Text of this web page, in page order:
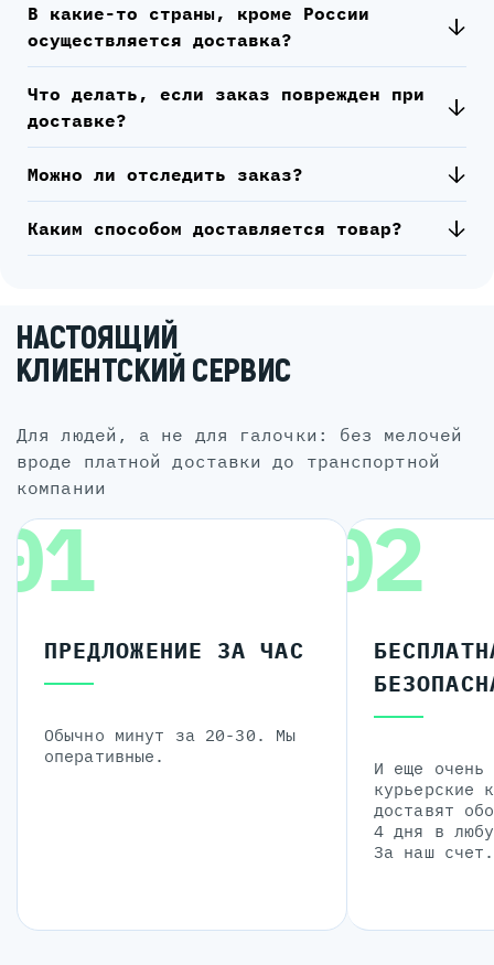
В какие-то страны, кроме России
осуществляется доставка?
Что делать, если заказ поврежден при
доставке?
Можно ли отследить заказ?
Каким способом доставляется товар?
НАСТОЯЩИЙ
КЛИЕНТСКИЙ СЕРВИС
для людей, а не для галочки: без мелочей
вроде платной доставки до транспортной
компании
ПРЕДЛОЖЕНИЕ ЗА ЧАС
Обычно минут за 20-30. Мы
оперативные.
02
И еще очень
курьерские
доставят
4 дня в
За наш счет.